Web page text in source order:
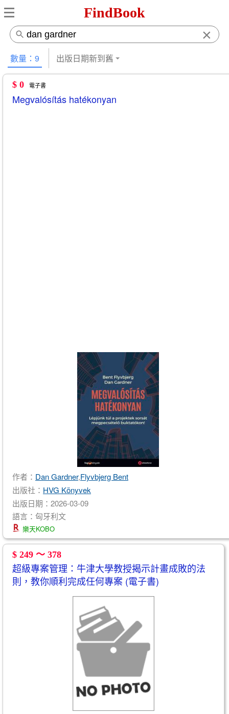
FindBook
×
數量：9 出版日期新到舊
$ 0 電子書
Megvalósítás hatékonyan
作者： Dan Gardner,Flyvbjerg Bent
出版社： HVG Könyvek
出版日期：2026-03-09
語言：匈牙利文
樂天KOBO
$ 249 ～ 378
超級專案管理：牛津大學教授揭示計畫成敗的法
則，教你順利完成任何專案 (電子書)